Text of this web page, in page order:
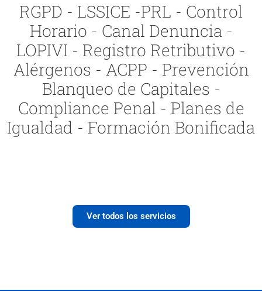
RGPD - LSSICE -PRL - Control
Horario - Canal Denuncia -
LOPIVI - Registro Retributivo -
Alérgenos - ACPP - Prevención
Blanqueo de Capitales -
Compliance Penal - Planes de
Igualdad - Formación Bonificada
Ver todos los servicios